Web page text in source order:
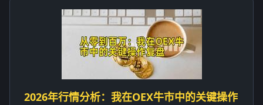
2026年行情分析：我在OEX牛市中的关键操作